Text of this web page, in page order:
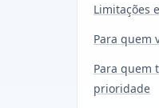
Limitações
Para quem
Para quem
prioridade